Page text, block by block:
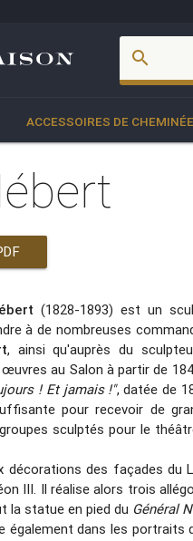
search
ACCESSOIRES DE CHEMINÉE
(1828-1893) est un
à de nombreuses
, ainsi qu'auprès du
au Salon à partir de
! Et jamais !", datée de
pour recevoir de
sculptés pour le
décorations des façades du
III. Il réalise alors trois
la statue en pied du Général
également dans les